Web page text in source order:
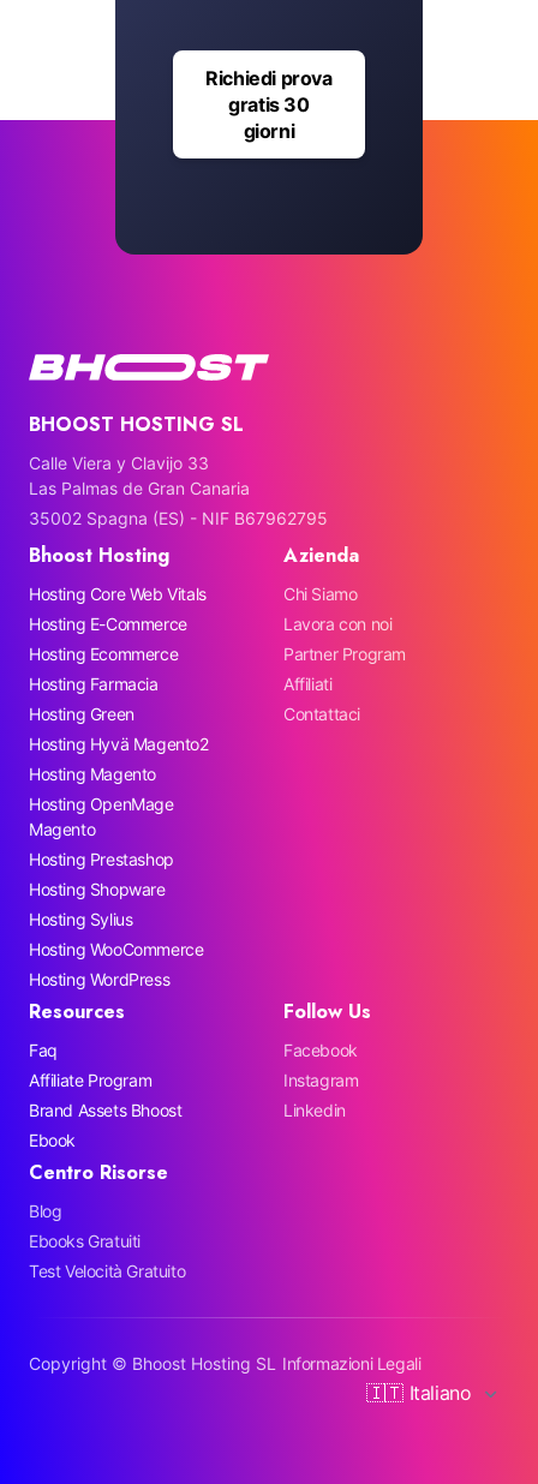
Richiedi prova
gratis 30
giorni
BHOOST HOSTING SL
Calle Viera y Clavijo 33
Las Palmas de Gran Canaria
35002 Spagna (ES) - NIF B67962795
Bhoost Hosting
Hosting Core Web Vitals
Hosting E-Commerce
Hosting Ecommerce
Hosting Farmacia
Hosting Green
Hosting Hyvä Magento2
Hosting Magento
Hosting OpenMage
Magento
Hosting Prestashop
Hosting Shopware
Hosting Sylius
Hosting WooCommerce
Hosting WordPress
Azienda
Chi Siamo
Lavora con noi
Partner Program
Affiliati
Contattaci
Resources
Faq
Affiliate Program
Brand Assets Bhoost
Ebook
Centro Risorse
Blog
Ebooks Gratuiti
Test Velocità Gratuito
Follow Us
Facebook
Instagram
Linkedin
Copyright © Bhoost Hosting SL Informazioni Legali
🇮🇹 Italiano